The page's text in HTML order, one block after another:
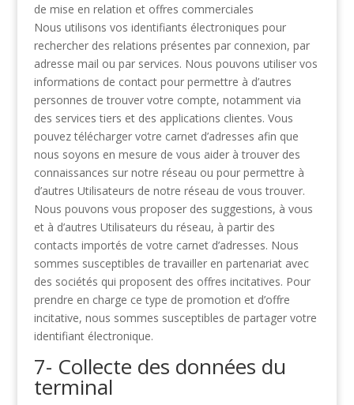
de mise en relation et offres commerciales
Nous utilisons vos identifiants électroniques pour
rechercher des relations présentes par connexion, par
adresse mail ou par services. Nous pouvons utiliser vos
informations de contact pour permettre à d’autres
personnes de trouver votre compte, notamment via
des services tiers et des applications clientes. Vous
pouvez télécharger votre carnet d’adresses afin que
nous soyons en mesure de vous aider à trouver des
connaissances sur notre réseau ou pour permettre à
d’autres Utilisateurs de notre réseau de vous trouver.
Nous pouvons vous proposer des suggestions, à vous
et à d’autres Utilisateurs du réseau, à partir des
contacts importés de votre carnet d’adresses. Nous
sommes susceptibles de travailler en partenariat avec
des sociétés qui proposent des offres incitatives. Pour
prendre en charge ce type de promotion et d’offre
incitative, nous sommes susceptibles de partager votre
identifiant électronique.
7- Collecte des données du
terminal